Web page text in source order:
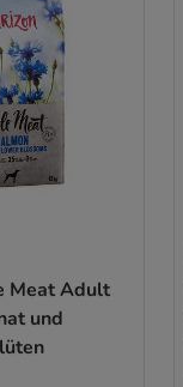
Meat Adult
und